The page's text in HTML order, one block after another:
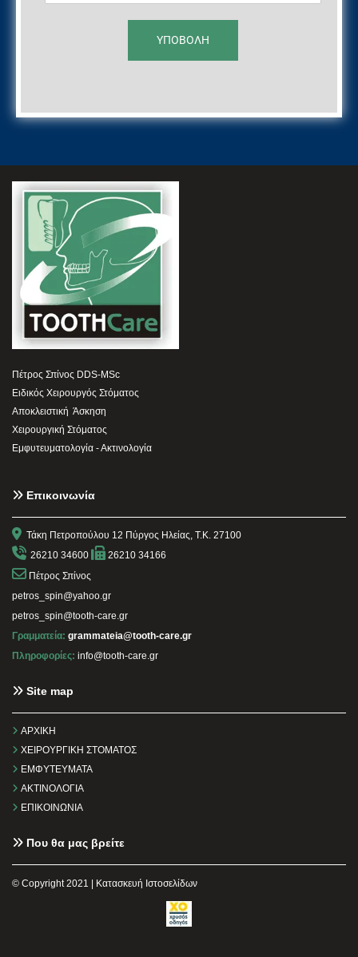
Πέτρος Σπίνος DDS-MSc
Ειδικός Χειρουργός Στόματος
Αποκλειστική Άσκηση
Χειρουργική Στόματος
Εμφυτευματολογία - Ακτινολογία
 Επικοινωνία
 Τάκη Πετροπούλου 12 Πύργος Ηλείας, Τ.Κ. 27100
 26210 34600  26210 34166
 Πέτρος Σπίνος
petros_spin@yahoo.gr
petros_spin@tooth-care.gr
Γραμματεία: grammateia@tooth-care.gr
Πληροφορίες: info@tooth-care.gr
 Site map
 ΑΡΧΙΚΗ
 ΧΕΙΡΟΥΡΓΙΚΗ ΣΤΟΜΑΤΟΣ
 ΕΜΦΥΤΕΥΜΑΤΑ
 ΑΚΤΙΝΟΛΟΓΙΑ
 ΕΠΙΚΟΙΝΩΝΙΑ
 Που θα μας βρείτε
© Copyright 2021 | Κατασκευή Ιστοσελίδων